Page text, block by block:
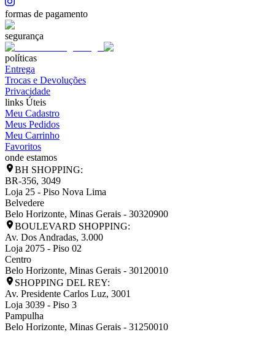
formas de pagamento
segurança
políticas
Entrega
Trocas e Devoluções
Privacidade
links Úteis
Meu Cadastro
Meus Pedidos
Meu Carrinho
Favoritos
onde estamos
BH SHOPPING:
BR-356, 3049
Loja 25 - Piso Nova Lima
Belvedere
Belo Horizonte, Minas Gerais - 30320900
BOULEVARD SHOPPING:
Av. Dos Andradas, 3.000
Loja 2075 - Piso 02
Centro
Belo Horizonte, Minas Gerais - 30120010
SHOPPING DEL REY:
Av. Presidente Carlos Luz, 3001
Loja 3039 - Piso 3
Pampulha
Belo Horizonte, Minas Gerais - 31250010